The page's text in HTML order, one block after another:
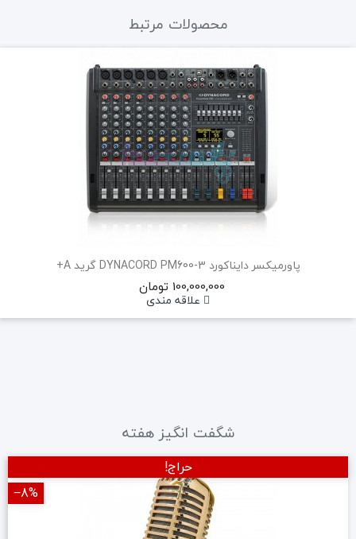
محصولات مرتبط
پاورمیکسر دایناکورد DYNACORD PM600-3 گرید A+
100,000,000 تومان
علاقه مندی
شگفت انگیز هفته
حراج!
‎−8%